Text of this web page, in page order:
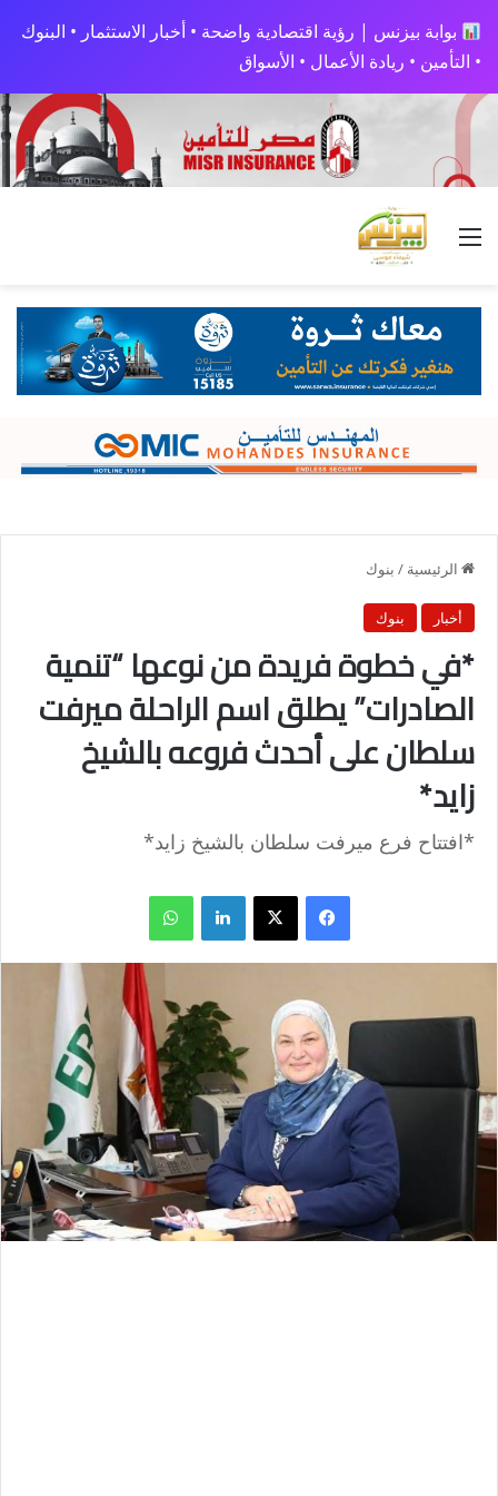
بوابة بيزنس | رؤية اقتصادية واضحة • أخبار الاستثمار • البنوك
• التأمين • ريادة الأعمال • الأسواق
القائمة
الرئيسية / بنوك
أخبار بنوك
*في خطوة فريدة من نوعها “تنمية
الصادرات” يطلق اسم الراحلة ميرفت
سلطان على أحدث فروعه بالشيخ
زايد*
*افتتاح فرع ميرفت سلطان بالشيخ زايد*
فيسبوك X لينكدإن